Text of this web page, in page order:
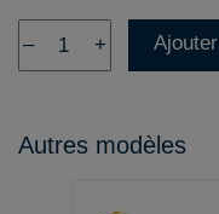
– +
Autres modèles